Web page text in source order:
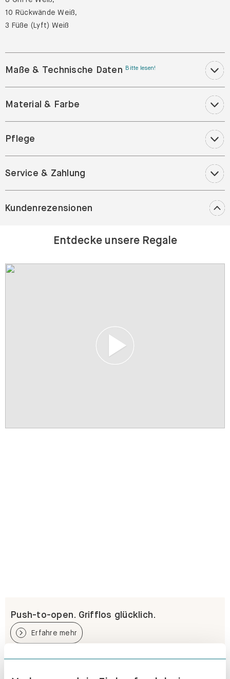
10 Rückwände Weiß,
3 Füße (Lyft) Weiß
Maße & Technische Daten Bitte lesen!
Material & Farbe
Pflege
Service & Zahlung
Kundenrezensionen
Entdecke unsere Regale
Push-to-open. Grifflos glücklich.
Erfahre mehr